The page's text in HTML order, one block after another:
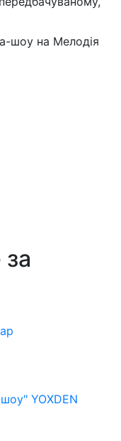
шоу на Мелодія
YOXDEN